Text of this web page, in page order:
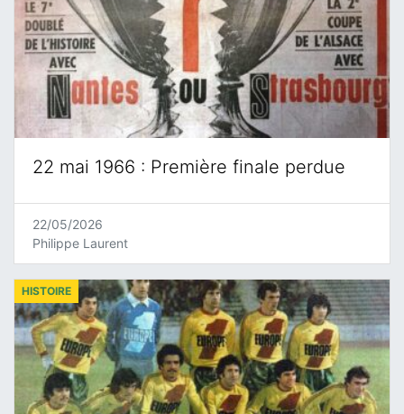
22 mai 1966 : Première finale perdue
22/05/2026
Philippe Laurent
HISTOIRE